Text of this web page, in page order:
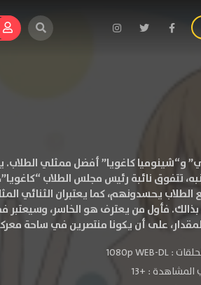
و“شينوميا كاغويا” أفضل ممثلي الطلاب.
تتفوق نائبة رئيس مجلس الطلاب
يحسدونهم، كما يعتبران الثنائي
فأول من يعترف هو الخاسر، وسيعتبر
على أن يكونا منتصرين في ساحة
:
1080p WEB-DL
:
+13